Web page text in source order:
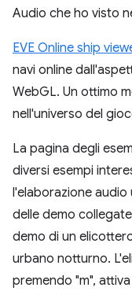
Audio che ho visto
EVE Online ship
navi online
WebGL. Un ottimo
nell'universo del
La pagina degli
diversi esempi
l'elaborazione audio
delle demo
demo di un
urbano notturno.
premendo "m",